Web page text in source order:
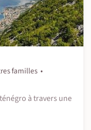
familles
à travers une